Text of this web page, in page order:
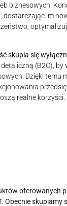
biznesowych.
dostarczając im
skupia się
(B2C), by
Dzięki temu
realne korzyści.
oferowanych
Obecnie skupiamy